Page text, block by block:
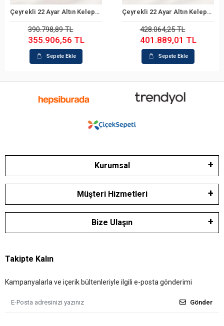
Sepete Ekle
Çeyrekli 22 Ayar Altın Kelepçe Bilezik
390.798,89 TL
355.906,56 TL
Sepete Ekle
Sepete Ekle
Çeyrekli 22 Ayar Altın Kelepçe Bilezik
428.064,25 TL
401.889,01 TL
Sepete Ekle
Kurumsal
Müşteri Hizmetleri
Bize Ulaşın
Takipte Kalın
Kampanyalarla ve içerik bültenleriyle ilgili e-posta gönderimi
Gönder